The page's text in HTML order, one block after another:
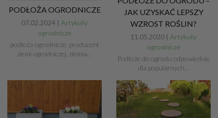
PODŁOŻA OGRODNICZE
07.02.2024 | Artykuły
ogrodnicze
podłoża ogrodnicze, producent
ziemi ogrodniczej, ziemia…
JAK UZYSKAĆ LEPSZY
WZROST ROŚLIN?
11.05.2020 | Artykuły
ogrodnicze
Podłoże do ogrodu odpowiednie
dla popularnych…